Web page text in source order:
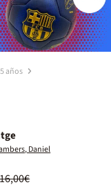
años
Daniel
16,00€